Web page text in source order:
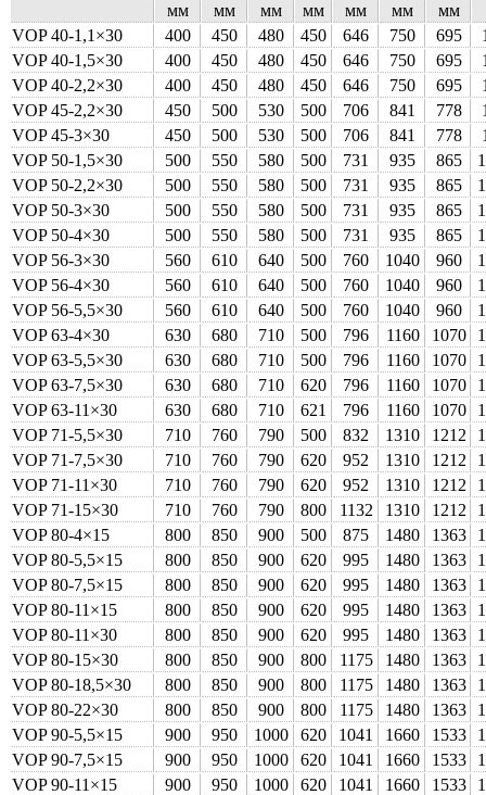
мм
мм мм мм мм мм
мм
VOP 40-1,1×30
400 450 480 450 646 750 695
VOP 40-1,5×30
400 450 480 450 646 750 695
VOP 40-2,2×30
400 450 480 450 646 750 695
VOP 45-2,2×30
450 500 530 500 706 841 778
VOP 45-3×30
450 500 530 500 706 841 778
VOP 50-1,5×30
500 550 580 500 731 935 865
VOP 50-2,2×30
500 550 580 500 731 935 865
VOP 50-3×30
500 550 580 500 731 935 865
VOP 50-4×30
500 550 580 500 731 935 865
VOP 56-3×30
560 610 640 500 760 1040 960
VOP 56-4×30
560 610 640 500 760 1040 960
VOP 56-5,5×30
560 610 640 500 760 1040 960
VOP 63-4×30
630 680 710 500 796 1160 1070
VOP 63-5,5×30
630 680 710 500 796 1160 1070
VOP 63-7,5×30
630 680 710 620 796 1160 1070
VOP 63-11×30
630 680 710 621 796 1160 1070
VOP 71-5,5×30
710 760 790 500 832 1310 1212
VOP 71-7,5×30
710 760 790 620 952 1310 1212
VOP 71-11×30
710 760 790 620 952 1310 1212
VOP 71-15×30
710 760 790 800 1132 1310 1212
VOP 80-4×15
800 850 900 500 875 1480 1363
VOP 80-5,5×15
800 850 900 620 995 1480 1363
VOP 80-7,5×15
800 850 900 620 995 1480 1363
VOP 80-11×15
800 850 900 620 995 1480 1363
VOP 80-11×30
800 850 900 620 995 1480 1363
VOP 80-15×30
800 850 900 800 1175 1480 1363
VOP 80-18,5×30
800 850 900 800 1175 1480 1363
VOP 80-22×30
800 850 900 800 1175 1480 1363
VOP 90-5,5×15
900 950 1000 620 1041 1660 1533
VOP 90-7,5×15
900 950 1000 620 1041 1660 1533
VOP 90-11×15
900 950 1000 620 1041 1660 1533